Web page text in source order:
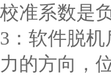
校准系数是
3：软件脱
力的方向，